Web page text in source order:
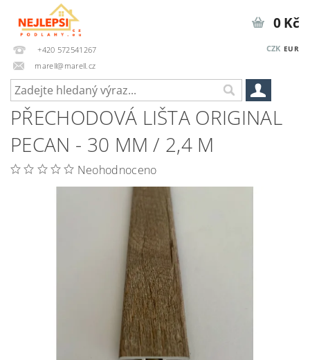
+420 572541267
marell@marell.cz
CZK EUR
0 Kč
PŘECHODOVÁ LIŠTA ORIGINAL
PECAN - 30 MM / 2,4 M
Neohodnoceno